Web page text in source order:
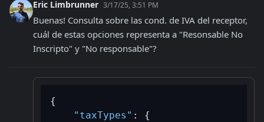
Eric Limbrunner 3/17/25, 3:51 PM
Buenas! Consulta sobre las cond. de IVA del receptor,
cuál de estas opciones representa a "Resonsable No
Inscripto" y "No responsable"?
{
"taxTypes" :
{